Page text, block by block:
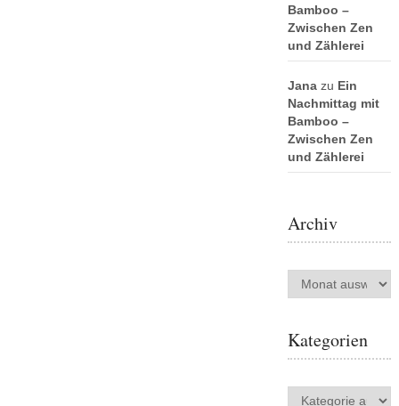
Bamboo –
Zwischen Zen
und Zählerei
Janazu Ein
Nachmittag mit
Bamboo –
Zwischen Zen
und Zählerei
Archiv
Archiv
Kategorien
Kategorien